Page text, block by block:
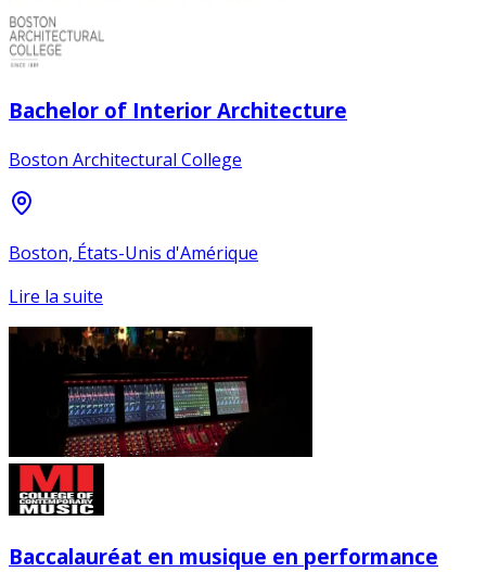
Bachelor of Interior Architecture
Boston Architectural College
Boston, États-Unis d'Amérique
Lire la suite
Baccalauréat en musique en performance